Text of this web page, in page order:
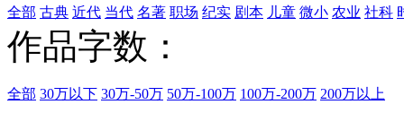
全部 古典 近代 当代 名著 职场 纪实 剧本 儿童 微小 农业 社科
作品字数：
全部 30万以下 30万-50万 50万-100万 100万-200万 200万以上